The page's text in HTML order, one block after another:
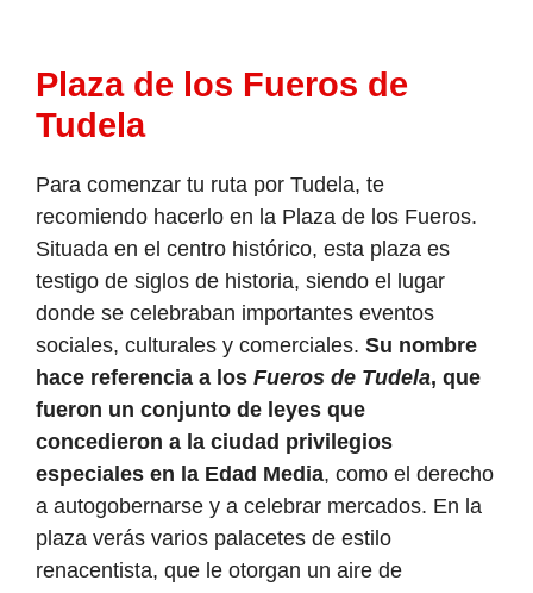
Plaza de los Fueros de
Tudela
Para comenzar tu ruta por Tudela, te
recomiendo hacerlo en la Plaza de los Fueros.
Situada en el centro histórico, esta plaza es
testigo de siglos de historia, siendo el lugar
donde se celebraban importantes eventos
sociales, culturales y comerciales. Su nombre
hace referencia a los Fueros de Tudela, que
fueron un conjunto de leyes que
concedieron a la ciudad privilegios
especiales en la Edad Media, como el derecho
a autogobernarse y a celebrar mercados. En la
plaza verás varios palacetes de estilo
renacentista, que le otorgan un aire de